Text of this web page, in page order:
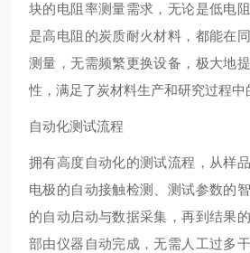
块的电阻率测量需求，无论是低电
是高电阻的炭质耐火材料，都能在
测量，无需频繁更换设备，极大地
性，满足了炭材料生产和研究过程中
自动化测试流程
拥有高度自动化的测试流程，从样
电极的自动接触检测、测试参数的
的自动启动与数据采集，再到结果
部由仪器自动完成，无需人工过多